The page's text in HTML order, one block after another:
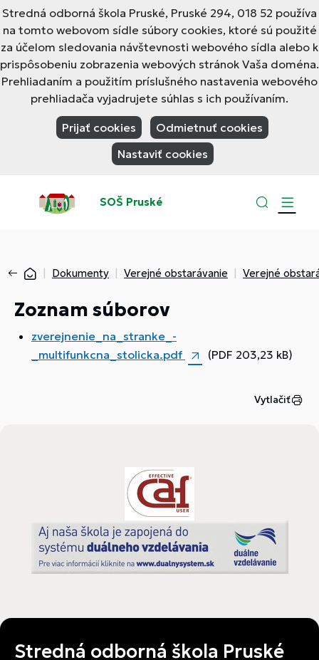
Stredná odborná škola Pruské, Pruské 294, 018 52 používa
na tomto webovom sídle súbory cookies, ktoré sú použité
za účelom sledovania návštevnosti webového sídla alebo k
prispôsobeniu zobrazenia webových stránok Vaša doména.
Prehliadaním a použitím príslušného nastavenia webového
prehliadača vyjadrujete súhlas s ich používaním.
Prijať cookies
Odmietnuť cookies
Nastaviť cookies
SOŠ Pruské
Dokumenty Verejné obstarávanie Verejné
Zoznam súborov
zverejnenie_na_stranke_-
_multifunkcna_stolicka.pdf
(PDF 203,23 kB)
Vytlačiť
Stredná odborná škola Pruské